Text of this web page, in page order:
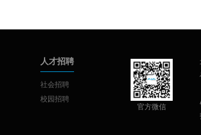
人才招聘
社会招聘
校园招聘
官方微信